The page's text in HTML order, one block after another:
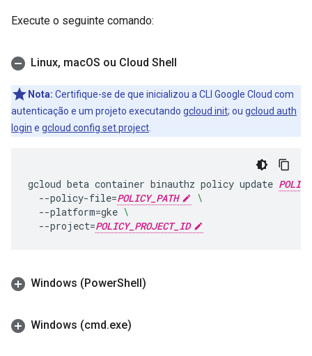
Execute o seguinte comando:
Linux, macOS ou Cloud Shell
Nota: Certifique-se de que inicializou a CLI Google Cloud com
autenticação e um projeto executando gcloud init; ou gcloud auth
login e gcloud config set project
gcloud beta container binauthz policy update
--policy-file=POLICY_PATH
\
--platform=gke \
--project=POLICY_PROJECT_ID
Windows (PowerShell)
Windows (cmd.exe)